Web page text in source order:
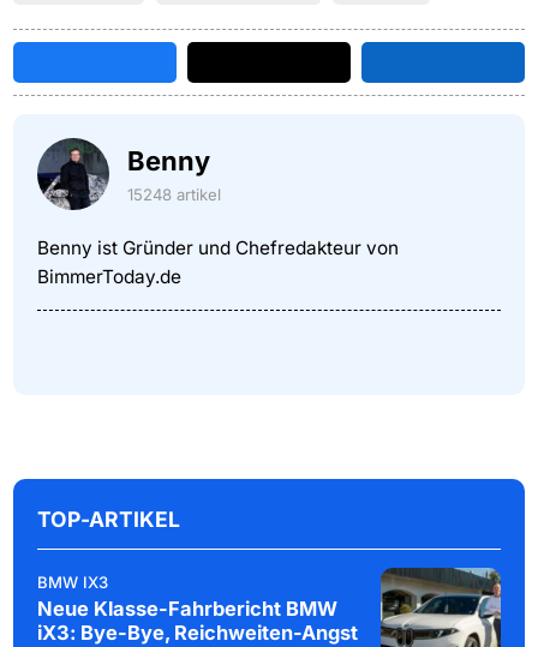
Benny
15248 artikel
Benny ist Gründer und Chefredakteur von
BimmerToday.de
TOP-ARTIKEL
BMW IX3
Neue Klasse-Fahrbericht BMW
iX3: Bye-Bye, Reichweiten-Angst